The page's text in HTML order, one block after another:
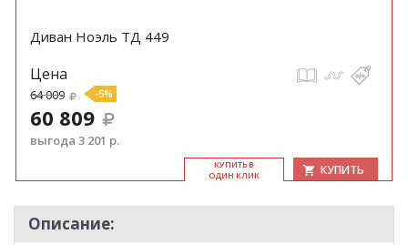
Диван Ноэль ТД 449
Цена
64 009 -5%
60 809
выгода 3 201 р.
КУ­ПИТЬ В
ОДИН КЛИК
КУПИТЬ
Описание: